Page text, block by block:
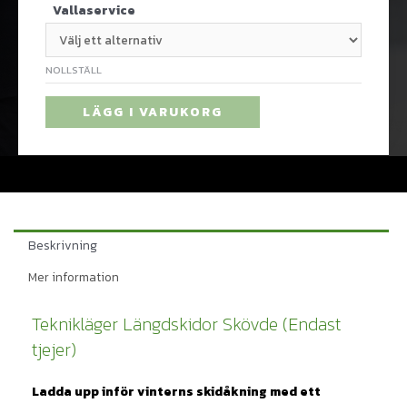
Vallaservice
NOLLSTÄLL
LÄGG I VARUKORG
Beskrivning
Mer information
Teknikläger Längdskidor Skövde (Endast
tjejer)
Ladda upp inför vinterns skidåkning med ett